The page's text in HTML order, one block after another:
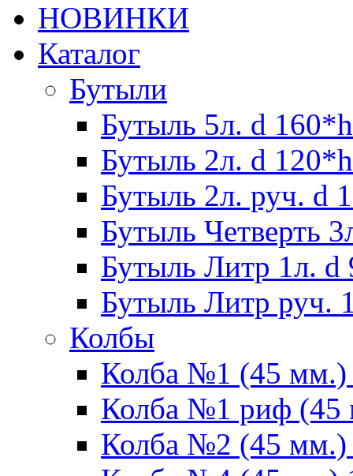
НОВИНКИ
Каталог
Бутыли
Бутыль 5л. d
Бутыль 2л. d
Бутыль 2л. руч. d
Бутыль Четверть
Бутыль Литр 1л.
Бутыль Литр руч.
Колбы
Колба №1 (45 мм.)
Колба №1 риф (45
Колба №2 (45 мм.)